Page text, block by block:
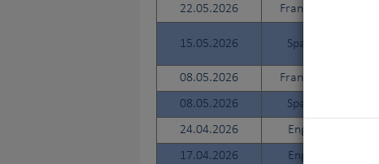
22.05.2026
Französisch
15.05.2026 Spanisch
08.05.2026 Französisch
08.05.2026
Spanisch
24.04.2026
Englisch
17.04.2026
Englisch